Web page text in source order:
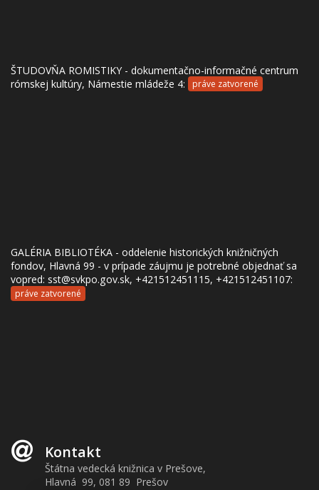
ŠTUDOVŇA ROMISTIKY - dokumentačno-informačné centrum
rómskej kultúry, Námestie mládeže 4:
práve zatvorené
GALÉRIA BIBLIOTÉKA - oddelenie historických knižničných
fondov, Hlavná 99 - v prípade záujmu je potrebné objednať sa
vopred: sst@svkpo.gov.sk, +421512451115, +421512451107:
práve zatvorené
Kontakt
Štátna vedecká knižnica v Prešove,
Hlavná 99, 081 89 Prešov